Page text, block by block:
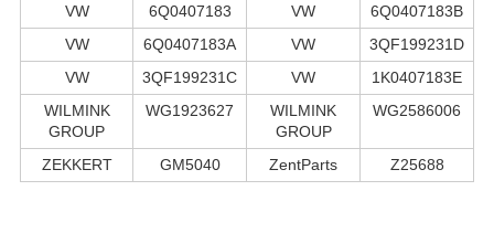
VW
6Q0407183 VW
6Q0407183B
VW
6Q0407183A VW
3QF199231D
VW
3QF199231C VW
1K0407183E
WILMINK
GROUP
WG1923627
WILMINK
GROUP
WG2586006
ZEKKERT GM5040 ZentParts Z25688